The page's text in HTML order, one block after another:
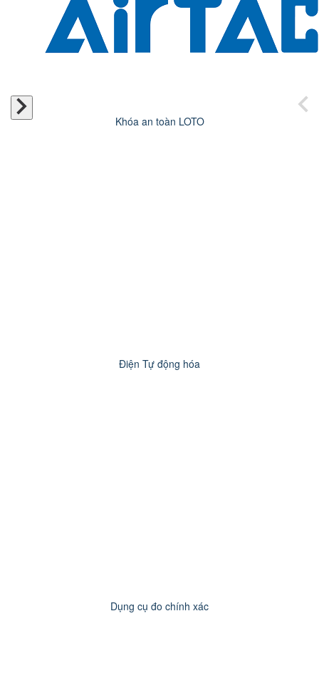
Khóa an toàn LOTO
Điện Tự động hóa
Dụng cụ đo chính xác